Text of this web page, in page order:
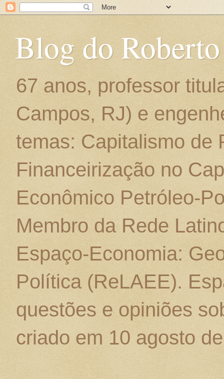
Blog do
67 anos, professor
Campos, RJ) e
temas: Capitalismo de
Financeirização no
Econômico Petróleo-
Membro da Rede
Espaço-Economia:
Política (ReLAEE).
questões e opiniões
criado em 10 agosto